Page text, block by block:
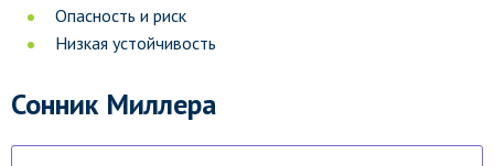
Опасность и риск
Низкая устойчивость
Сонник Миллера